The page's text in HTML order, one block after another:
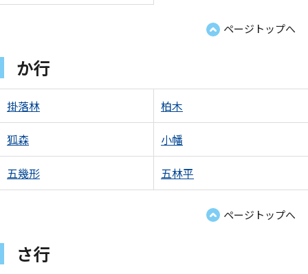
ページトップへ
か行
掛落林 柏木
狐森 小幡
五幾形 五林平
ページトップへ
さ行